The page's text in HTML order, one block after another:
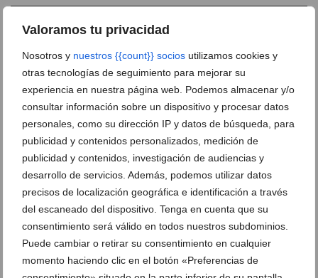
Valoramos tu privacidad
Nosotros y nuestros {{count}} socios utilizamos cookies y
otras tecnologías de seguimiento para mejorar su
experiencia en nuestra página web. Podemos almacenar y/o
consultar información sobre un dispositivo y procesar datos
personales, como su dirección IP y datos de búsqueda, para
publicidad y contenidos personalizados, medición de
publicidad y contenidos, investigación de audiencias y
desarrollo de servicios. Además, podemos utilizar datos
precisos de localización geográfica e identificación a través
del escaneado del dispositivo. Tenga en cuenta que su
consentimiento será válido en todos nuestros subdominios.
Puede cambiar o retirar su consentimiento en cualquier
momento haciendo clic en el botón «Preferencias de